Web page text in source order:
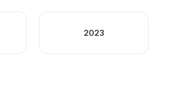
2023